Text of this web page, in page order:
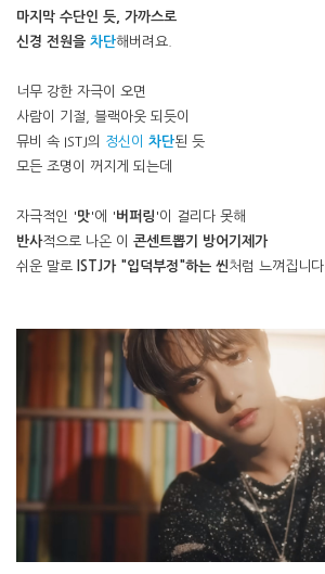
마지막 수단인 듯, 가까스로
신경 전원을 차단해버려요.
너무 강한 자극이 오면
사람이 기절, 블랙아웃 되듯이
뮤비 속 ISTJ의 정신이 차단된 듯
모든 조명이 꺼지게 되는데
자극적인 '맛'에 '버퍼링 '이 걸리다 못해
반사적으로 나온 이 콘센트뽑기 방어기제가
쉬운 말로 ISTJ가 "입덕부정"하는 씬처럼 느껴집니다.